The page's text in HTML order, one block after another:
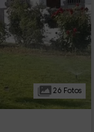
26 Fotos